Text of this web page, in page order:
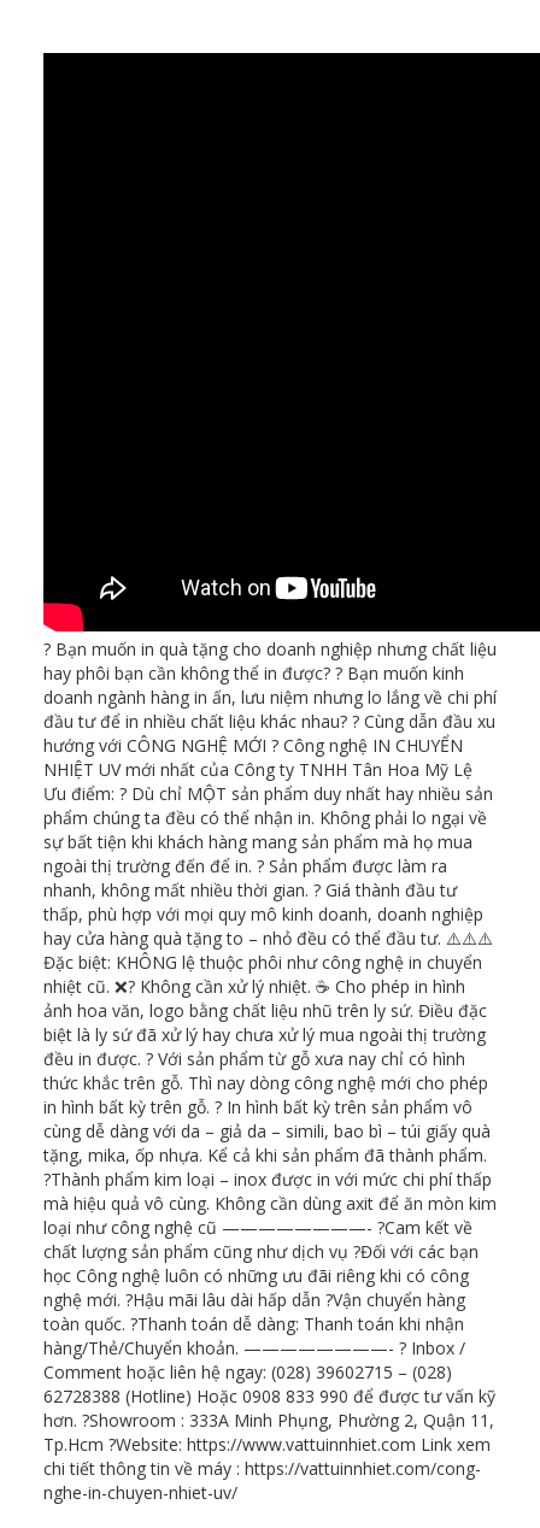
? Bạn muốn in quà tặng cho doanh nghiệp nhưng chất liệu
hay phôi bạn cần không thể in được? ? Bạn muốn kinh
doanh ngành hàng in ấn, lưu niệm nhưng lo lắng về chi phí
đầu tư để in nhiều chất liệu khác nhau? ? Cùng dẫn đầu xu
hướng với CÔNG NGHỆ MỚI ? Công nghệ IN CHUYỂN
NHIỆT UV mới nhất của Công ty TNHH Tân Hoa Mỹ Lệ
Ưu điểm: ? Dù chỉ MỘT sản phẩm duy nhất hay nhiều sản
phẩm chúng ta đều có thể nhận in. Không phải lo ngại về
sự bất tiện khi khách hàng mang sản phẩm mà họ mua
ngoài thị trường đến để in. ? Sản phẩm được làm ra
nhanh, không mất nhiều thời gian. ? Giá thành đầu tư
thấp, phù hợp với mọi quy mô kinh doanh, doanh nghiệp
hay cửa hàng quà tặng to – nhỏ đều có thể đầu tư. ⚠️⚠️⚠️
Đặc biệt: KHÔNG lệ thuộc phôi như công nghệ in chuyển
nhiệt cũ. ❌? Không cần xử lý nhiệt. ☕ Cho phép in hình
ảnh hoa văn, logo bằng chất liệu nhũ trên ly sứ. Điều đặc
biệt là ly sứ đã xử lý hay chưa xử lý mua ngoài thị trường
đều in được. ? Với sản phẩm từ gỗ xưa nay chỉ có hình
thức khắc trên gỗ. Thì nay dòng công nghệ mới cho phép
in hình bất kỳ trên gỗ. ?️ In hình bất kỳ trên sản phẩm vô
cùng dễ dàng với da – giả da – simili, bao bì – túi giấy quà
tặng, mika, ốp nhựa. Kể cả khi sản phẩm đã thành phẩm.
?Thành phẩm kim loại – inox được in với mức chi phí thấp
mà hiệu quả vô cùng. Không cần dùng axit để ăn mòn kim
loại như công nghệ cũ ————————- ?Cam kết về
chất lượng sản phẩm cũng như dịch vụ ?Đối với các bạn
học Công nghệ luôn có những ưu đãi riêng khi có công
nghệ mới. ?Hậu mãi lâu dài hấp dẫn ?Vận chuyển hàng
toàn quốc. ?Thanh toán dễ dàng: Thanh toán khi nhận
hàng/Thẻ/Chuyển khoản. ————————- ? Inbox /
Comment hoặc liên hệ ngay: (028) 39602715 – (028)
62728388 (Hotline) Hoặc 0908 833 990 để được tư vấn kỹ
hơn. ?Showroom : 333A Minh Phụng, Phường 2, Quận 11,
Tp.Hcm ?Website: https://www.vattuinnhiet.com Link xem
chi tiết thông tin về máy : https://vattuinnhiet.com/cong-
nghe-in-chuyen-nhiet-uv/